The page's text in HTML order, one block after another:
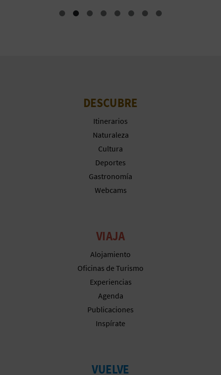
DESCUBRE
Itinerarios
Naturaleza
Cultura
Deportes
Gastronomía
Webcams
VIAJA
Alojamiento
Oficinas de Turismo
Experiencias
Agenda
Publicaciones
Inspírate
VUELVE